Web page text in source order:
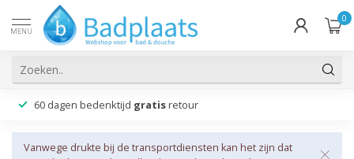
MENU
0
60 dagen bedenktijd gratis retour
Vanwege drukte bij de transportdiensten kan het zijn dat